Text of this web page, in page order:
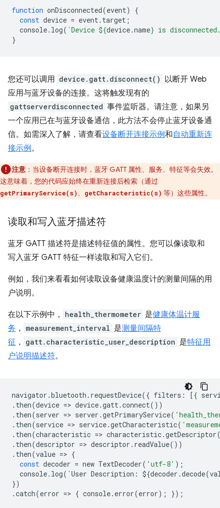
function onDisconnected(event)
{
const device = event. target ;
console. log( `Device ${device.name} is
}
您还可以调用 device.gatt.disconnect() 以断开 Web
应用与蓝牙设备的连接。这将触发现有的
gattserverdisconnected 事件监听器。请注意，如果另
一个应用已在与蓝牙设备通信，此方法不会停止蓝牙设备通
信。如需深入了解，请查看设备断开连接示例和自动重新连
接示例。
注意 ：当设备断开连接时，蓝牙 GATT 属性、服务、特征等会失效。
这意味着，您的代码应始终在重新连接后检索（通过
getPrimaryService(s)、 getCharacteristic(s) 等）这些属性。
读取和写入蓝牙描述符
蓝牙 GATT 描述符是描述特征值的属性。您可以像读取和
写入蓝牙 GATT 特征一样读取和写入它们。
例如，我们来看看如何读取设备健康温度计的测量间隔的用
户说明。
在以下示例中， health_thermometer 是健康体温计服
务 ， measurement_interval 是测量间隔特
征 ， gatt.characteristic_user_description 是特征用
户说明描述符。
navigator .bluetooth . requestDevice({ filters : [{
. then(device => device.gatt.connect())
. then(server => server .getPrimaryService(
. then(service => service.getCharacteristic(
. then(characteristic => characteristic.getDescriptor
. then(descriptor => descriptor . readValue())
. then(value => {
const decoder = new TextDecoder( 'utf-8' );
console. log( `User Description : ${decoder .decode(
})
.catch(error => { console. error(error); });